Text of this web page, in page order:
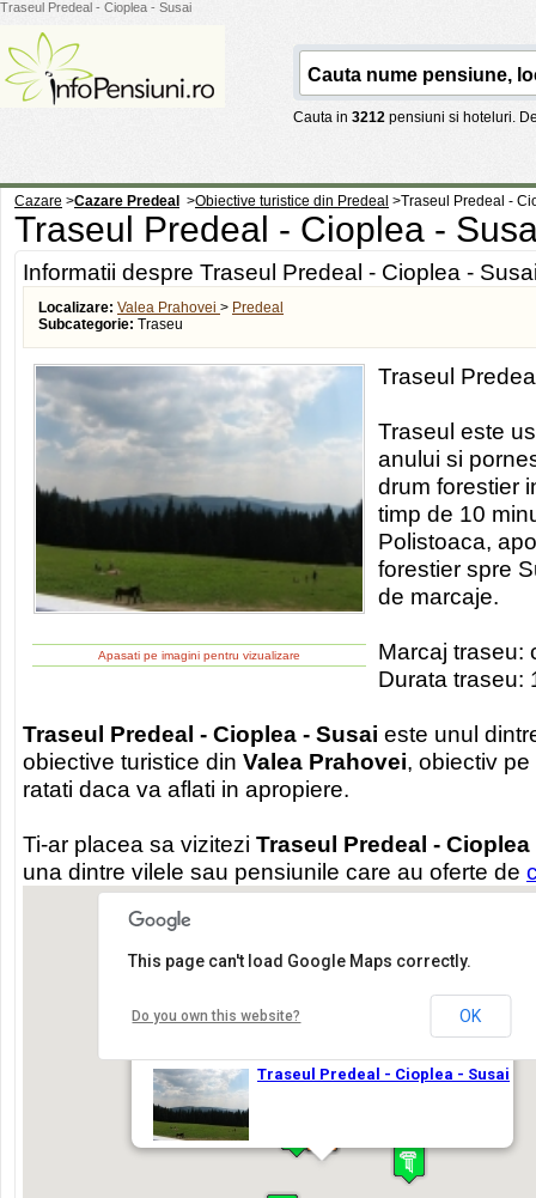
Traseul Predeal - Cioplea - Susai
Cauta in 3212 pensiuni si hoteluri.
Cazare >Cazare Predeal >Obiective turistice din Predeal >Traseul Predeal -
Traseul Predeal - Cioplea -
Informatii despre Traseul Predeal - Cioplea -
Localizare: Valea Prahovei > Predeal
Subcategorie: Traseu
Apasati pe imagini pentru vizualizare
Traseul
Traseul este
anului si
drum forestier
timp de 10
Polistoaca,
forestier spre
de marcaje.
Marcaj traseu:
Durata traseu:
Traseul Predeal - Cioplea - Susai este unul
obiective turistice din Valea Prahovei, obiectiv
ratati daca va aflati in apropiere.
Ti-ar placea sa vizitezi Traseul Predeal - Cioplea
una dintre vilele sau pensiunile care au oferte de